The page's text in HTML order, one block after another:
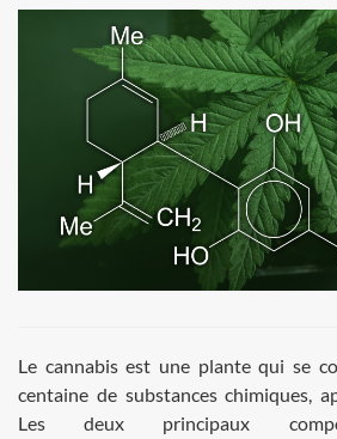
Le cannabis est une plante qui se
centaine de substances chimiques,
Les deux principaux